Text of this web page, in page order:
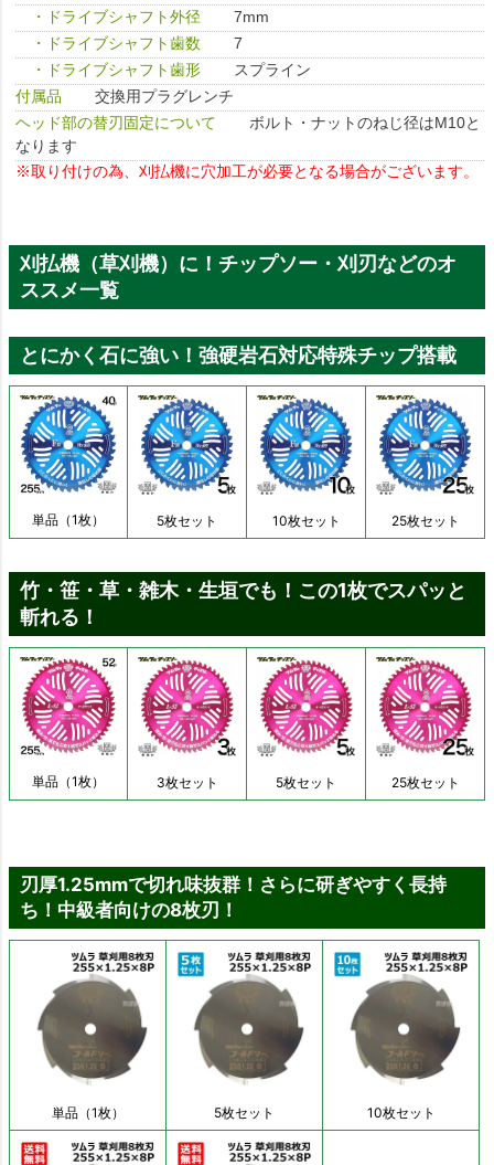
・ドライブシャフト外径
7mm
・ドライブシャフト歯数
7
・ドライブシャフト歯形
スプライン
付属品
交換用プラグレンチ
ヘッド部の替刃固定について
ボルト・ナットのねじ径はM10と
なります
※取り付けの為、刈払機に穴加工が必要となる場合がございます。